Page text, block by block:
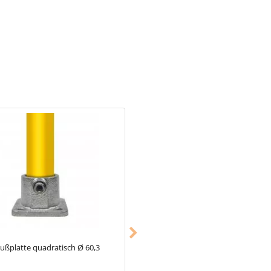
quadratisch Ø 60,3